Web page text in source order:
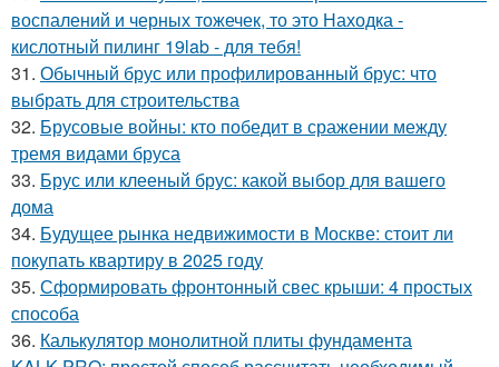
воспалений и черных тожечек, то это Находка -
кислотный пилинг 19lab - для тебя!
31. Обычный брус или профилированный брус: что
выбрать для строительства
32. Брусовые войны: кто победит в сражении между
тремя видами бруса
33. Брус или клееный брус: какой выбор для вашего
дома
34. Будущее рынка недвижимости в Москве: стоит ли
покупать квартиру в 2025 году
35. Сформировать фронтонный свес крыши: 4 простых
способа
36. Калькулятор монолитной плиты фундамента